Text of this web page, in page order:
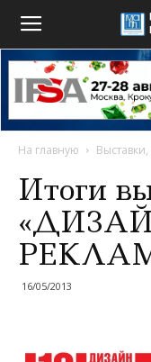
На главную
Итоги
16/05/2013